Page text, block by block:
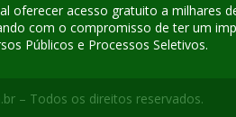
oferecer acesso gratuito a
com o compromisso de ter um
Públicos e Processos Seletivos.
– Todos os direitos reservados.